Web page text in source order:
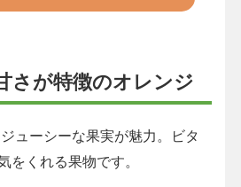
さが特徴のオレンジ
ューシーな果実が魅力。ビタ
をくれる果物です。